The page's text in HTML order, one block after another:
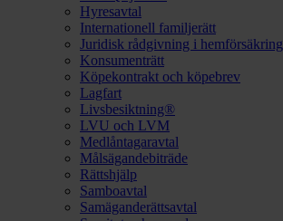
Hyresavtal
Internationell familjerätt
Juridisk rådgivning i hemförsäkring
Konsumenträtt
Köpekontrakt och köpebrev
Lagfart
Livsbesiktning®
LVU och LVM
Medlåntagaravtal
Målsägandebiträde
Rättshjälp
Samboavtal
Samäganderättsavtal